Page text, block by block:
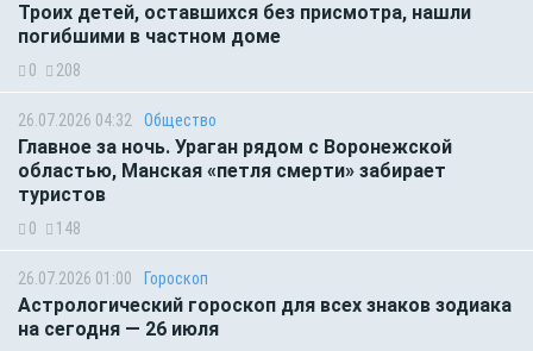
Троих детей, оставшихся без присмотра, нашли
погибшими в частном доме
0 208
26.07.2026 04:32 Общество
Главное за ночь. Ураган рядом с Воронежской
областью, Манская «петля смерти» забирает
туристов
0 148
26.07.2026 01:00 Гороскоп
Астрологический гороскоп для всех знаков зодиака
на сегодня — 26 июля